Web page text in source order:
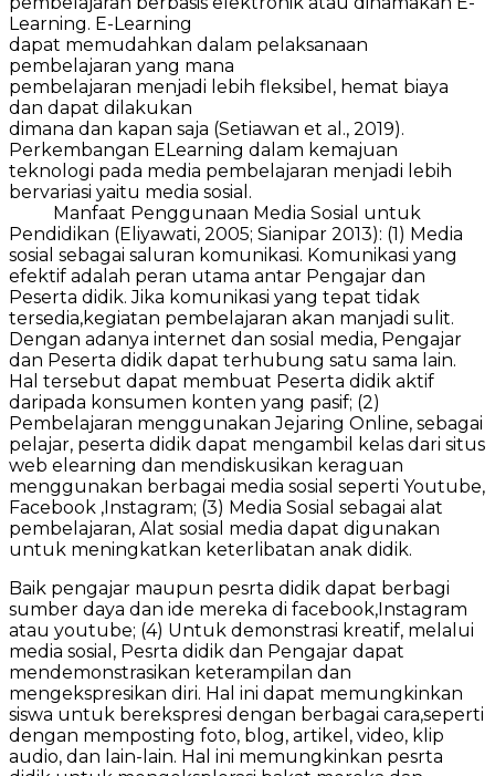
Learning. E-Learning
dapat memudahkan dalam pelaksanaan
pembelajaran yang mana
pembelajaran menjadi lebih fleksibel, hemat biaya
dan dapat dilakukan
dimana dan kapan saja (Setiawan et al., 2019).
Perkembangan ELearning dalam kemajuan
teknologi pada media pembelajaran menjadi lebih
bervariasi yaitu media sosial.
Manfaat Penggunaan Media Sosial untuk
Pendidikan (Eliyawati, 2005; Sianipar 2013): (1) Media
sosial sebagai saluran komunikasi. Komunikasi yang
efektif adalah peran utama antar Pengajar dan
Peserta didik. Jika komunikasi yang tepat tidak
tersedia,kegiatan pembelajaran akan manjadi sulit.
Dengan adanya internet dan sosial media, Pengajar
dan Peserta didik dapat terhubung satu sama lain.
Hal tersebut dapat membuat Peserta didik aktif
daripada konsumen konten yang pasif; (2)
Pembelajaran menggunakan Jejaring Online, sebagai
pelajar, peserta didik dapat mengambil kelas dari situs
web elearning dan mendiskusikan keraguan
menggunakan berbagai media sosial seperti Youtube,
Facebook ,Instagram; (3) Media Sosial sebagai alat
pembelajaran, Alat sosial media dapat digunakan
untuk meningkatkan keterlibatan anak didik.
Baik pengajar maupun pesrta didik dapat berbagi
sumber daya dan ide mereka di facebook,Instagram
atau youtube; (4) Untuk demonstrasi kreatif, melalui
media sosial, Pesrta didik dan Pengajar dapat
mendemonstrasikan keterampilan dan
mengekspresikan diri. Hal ini dapat memungkinkan
siswa untuk berekspresi dengan berbagai cara,seperti
dengan memposting foto, blog, artikel, video, klip
audio, dan lain-lain. Hal ini memungkinkan pesrta